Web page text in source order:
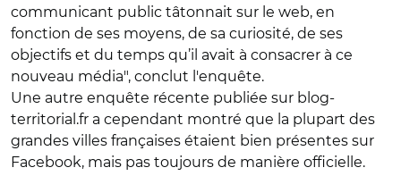
communicant public tâtonnait sur le web, en
fonction de ses moyens, de sa curiosité, de ses
objectifs et du temps qu’il avait à consacrer à ce
nouveau média", conclut l'enquête.
Une autre enquête récente publiée sur blog-
territorial.fr a cependant montré que la plupart des
grandes villes françaises étaient bien présentes sur
Facebook, mais pas toujours de manière officielle.